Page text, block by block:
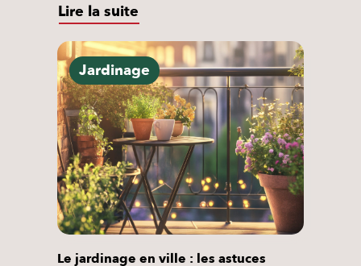
honnêtement comment ça se passe :
étapes, matériaux, réglementation et
vous révèle une option que
beaucoup de particuliers ignorent :
faire appel à un professionnel et
récupérer 50 % du coût grâce au […]
Lire la suite
Jardinage
Le jardinage en ville : les astuces